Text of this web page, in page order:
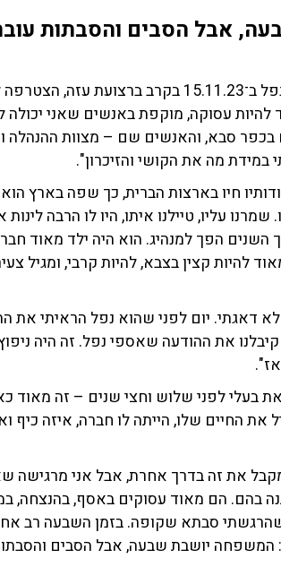
אבל הסבים והסבתות
זהבה מסטר, סבתא של אסף ז"ל, לוחם יהל"ם שנפל ב־15.11.23 בקרב
עסוקה, מוקפת באנשים שאני יכולה
בכפר סבא, והאנשים שם – מצוות ההנהלה
במידת מה את הקושי והזיכרון".
חיו בארצות הברית, כך שפה בארץ
עליו, טיילנו איתו, היו לו הרבה
הפך למנהיג. הוא היה ילד מאוד
להיות קצין בצבא, להיות קרבי, ומגיל
דאגתי. יום לפני שהוא נפל הראיתי את
את ההודעה שאספי נפל. זה היה
בעלי לפני שלוש וחצי שנים – זה מאוד
החיים שלו, הייתה לו חברה, איזה כיף
את זה בדרך אחרת, אבל אני מרגישה
הם מאוד עסוקים באסף, בהנצחה,
סבתא שקופה. בזמן השבעה רב
המשפחה יושבת שבעה, אבל הסבים